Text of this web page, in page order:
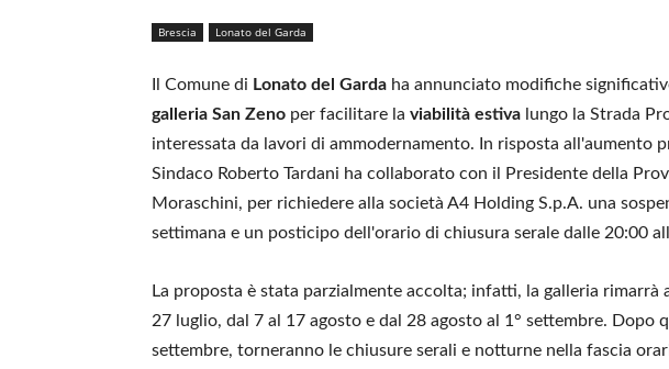
Brescia Lonato del Garda
Il Comune di Lonato del Garda ha annunciato modifiche
galleria San Zeno per facilitare la viabilità estiva lungo la Strada
interessata da lavori di ammodernamento. In risposta all'aumento
Sindaco Roberto Tardani ha collaborato con il Presidente della
Moraschini, per richiedere alla società A4 Holding S.p.A. una
settimana e un posticipo dell'orario di chiusura serale dalle 20:00
La proposta è stata parzialmente accolta; infatti, la galleria rimarrà
27 luglio, dal 7 al 17 agosto e dal 28 agosto al 1° settembre. Dopo
settembre, torneranno le chiusure serali e notturne nella fascia